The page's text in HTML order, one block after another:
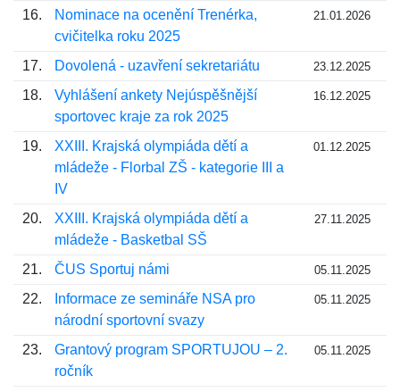
16.
Nominace na ocenění Trenérka,
cvičitelka roku 2025
21.01.2026
17. Dovolená - uzavření sekretariátu 23.12.2025
18.
Vyhlášení ankety Nejúspěšnější
sportovec kraje za rok 2025
16.12.2025
19.
XXIII. Krajská olympiáda dětí a
mládeže - Florbal ZŠ - kategorie III a
IV
01.12.2025
20.
XXIII. Krajská olympiáda dětí a
mládeže - Basketbal SŠ
27.11.2025
21. ČUS Sportuj námi 05.11.2025
22.
Informace ze semináře NSA pro
národní sportovní svazy
05.11.2025
23.
Grantový program SPORTUJOU – 2.
ročník
05.11.2025